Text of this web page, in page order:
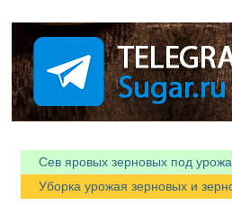
Сев яровых зерновых под
Уборка урожая зерновых и